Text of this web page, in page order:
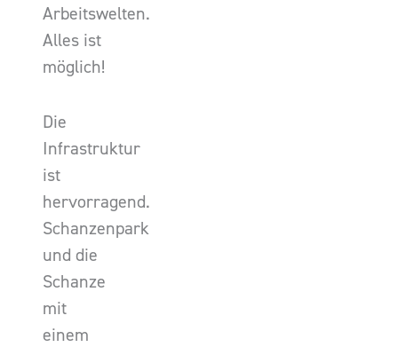
Arbeitswelten.
Alles ist
möglich!
Die
Infrastruktur
ist
hervorragend.
Schanzenpark
und die
Schanze
mit
einem